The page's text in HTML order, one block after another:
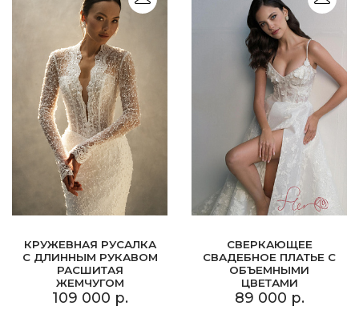
КРУЖЕВНАЯ РУСАЛКА
С ДЛИННЫМ РУКАВОМ
РАСШИТАЯ
ЖЕМЧУГОМ
109 000 р.
СВЕРКАЮЩЕЕ
СВАДЕБНОЕ ПЛАТЬЕ С
ОБЪЕМНЫМИ
ЦВЕТАМИ
89 000 р.